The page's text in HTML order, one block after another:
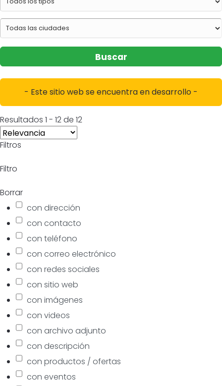
Buscar
- Este sitio web se encuentra en desarrollo -
Resultados 1 - 12de 12
Filtros
Filtro
Borrar
con dirección
con contacto
con teléfono
con correo electrónico
con redes sociales
con sitio web
con imágenes
con videos
con archivo adjunto
con descripción
con productos / ofertas
con eventos